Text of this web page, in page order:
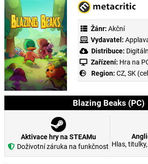
Žánr: Akční
Vydavatel:
Distribuce:
Zařízení: Hra na
Region: CZ, SK
Blazing Beaks (PC)
Aktivace hry na STEAMu
Doživotní záruka na funkčnost Hlas,